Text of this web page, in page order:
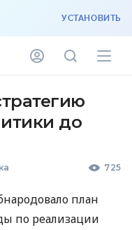
УСТАНОВИТЬ
до
725
план
по реализации